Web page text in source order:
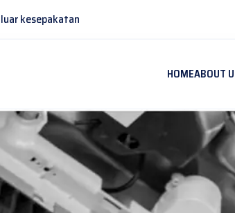
kesepakatan
HOMEABOUT